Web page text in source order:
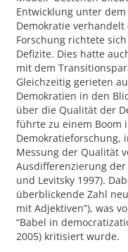
Entwicklung unter
Demokratie verhandelt
Forschung richtete
Defizite. Dies hatte
mit dem
Gleichzeitig gerieten
Demokratien in den
über die Qualität der
führte zu einem Boom
Demokratieforschung,
Messung der Qualität
Ausdifferenzierung
und Levitsky 1997).
überblickende Zahl
mit Adjektiven”), was
“Babel in
2005) kritisiert wurde.